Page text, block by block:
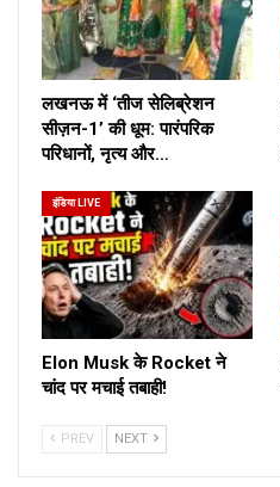
लखनऊ में ‘तीज सेलिब्रेशन
सीज़न-1’ की धूम: पारंपरिक
परिधानों, नृत्य और…
इंडिया LIVE
Elon Musk के Rocket ने
चांद पर मचाई तबाही!
PREV NEXT